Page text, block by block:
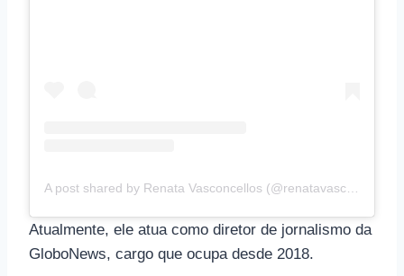
Atualmente, ele atua como diretor de jornalismo da
GloboNews, cargo que ocupa desde 2018.